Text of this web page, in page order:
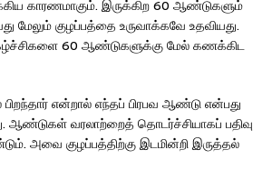
காரணமாகும். இருக்கிற 60 ஆண்டுகளும்
மேலும் குழப்பத்தை உருவாக்கவே உதவியது.
60 ஆண்டுகளுக்கு மேல் கணக்கிட
என்றால் எந்தப் பிரபவ ஆண்டு என்பது
ஆண்டுகள் வரலாற்றைத் தொடர்ச்சியாகப் பதிவு
அவை குழப்பத்திற்கு இடமின்றி இருத்தல்